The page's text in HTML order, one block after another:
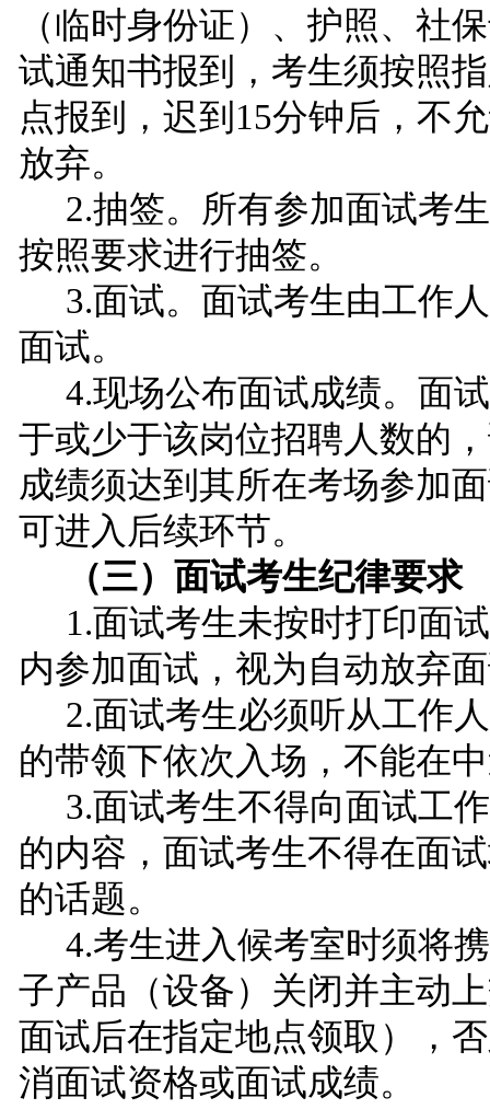
（临时身份证）、护照、社
试通知书报到，考生须按照
点报到，迟到15分钟后，不
放弃。
2.抽签。所有参加面试考
按照要求进行抽签。
3.面试。面试考生由工作
面试。
4.现场公布面试成绩。 面
于或少于该岗位招聘人数的
成绩须达到其所在考场参加
可进入后续环节。
（三）面试考生纪律要求
1.面试考生未按时打印面
内参加面试，视为自动放弃
2.面试考生必须听从工作
的带领下依次入场，不能在
3.面试考生不得向面试工
的内容，面试考生不得在面
的话题。
4.考生进入候考室时须将
子产品（设备）关闭并主动
面试后在指定地点领取），
消面试资格或面试成绩。